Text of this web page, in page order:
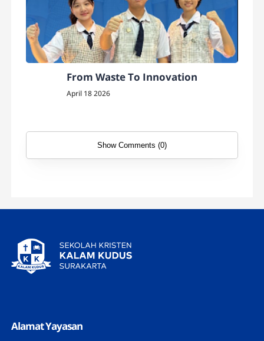
From Waste To Innovation
April 18 2026
Show Comments (0)
Alamat Yayasan